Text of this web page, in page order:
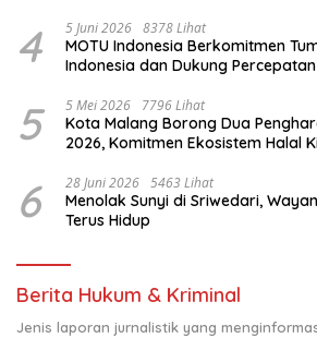
4 5 Juni 2026 8378 Lihat
MOTU Indonesia Berkomitmen
Indonesia dan Dukung
5 5 Mei 2026 7796 Lihat
Kota Malang Borong Dua
2026, Komitmen Ekosistem Halal
6 28 Juni 2026 5463 Lihat
Menolak Sunyi di Sriwedari,
Terus Hidup
Berita Hukum & Kriminal
Jenis laporan jurnalistik yang